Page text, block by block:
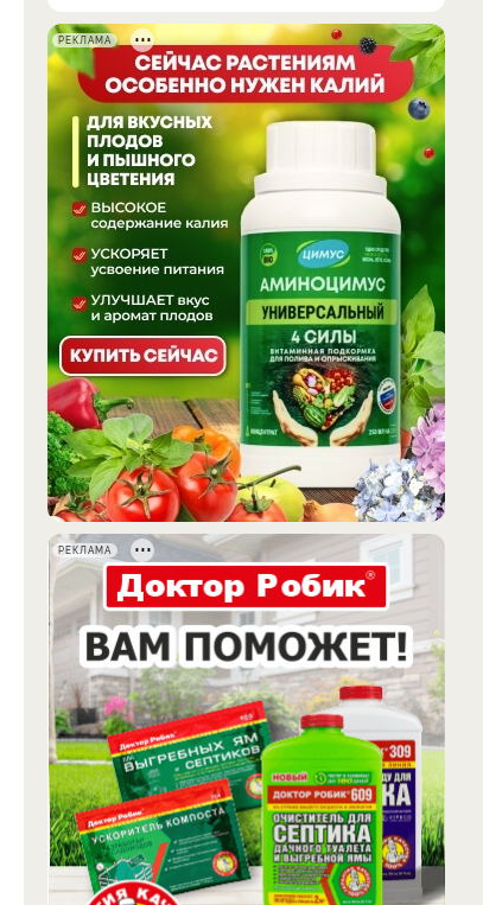
РЕКЛАМА
РЕКЛАМА